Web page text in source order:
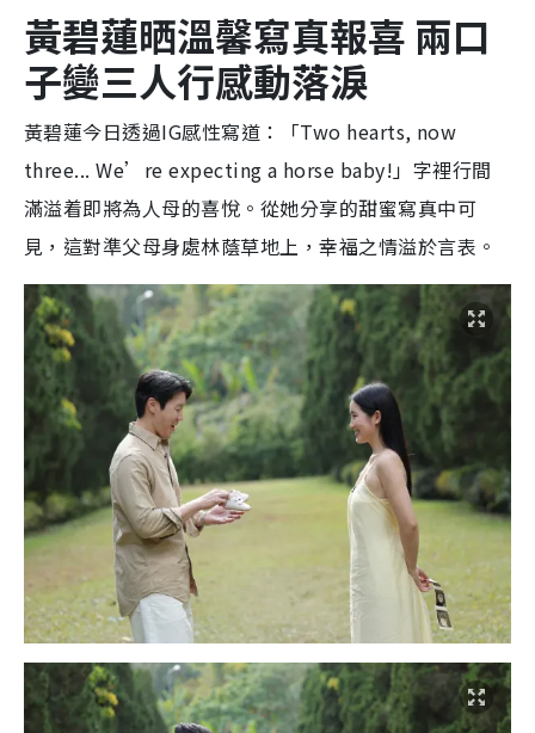
黃碧蓮晒溫馨寫真報喜 兩口
子變三人行感動落淚
黃碧蓮今日透過IG感性寫道：「Two hearts, now
three... We’re expecting a horse baby!」字裡行間
滿溢着即將為人母的喜悅。從她分享的甜蜜寫真中可
見，這對準父母身處林蔭草地上，幸福之情溢於言表。